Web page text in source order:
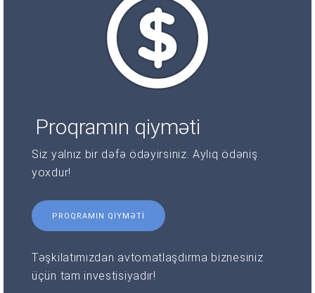
Proqramın qiyməti
Siz yalnız bir dəfə ödəyirsiniz. Aylıq ödəniş
yoxdur!
PROQRAMIN QIYMƏTI
Təşkilatımızdan avtomatlaşdırma biznesiniz
üçün tam investisiyadır!